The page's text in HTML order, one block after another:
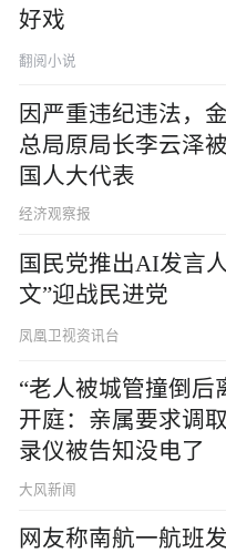
好戏
翻阅小说
因严重违纪违法，
总局原局长李云泽
国人大代表
经济观察报
国民党推出AI发言
文”迎战民进党
凤凰卫视资讯台
“老人被城管撞倒后
开庭：亲属要求调
录仪被告知没电了
大风新闻
网友称南航一航班